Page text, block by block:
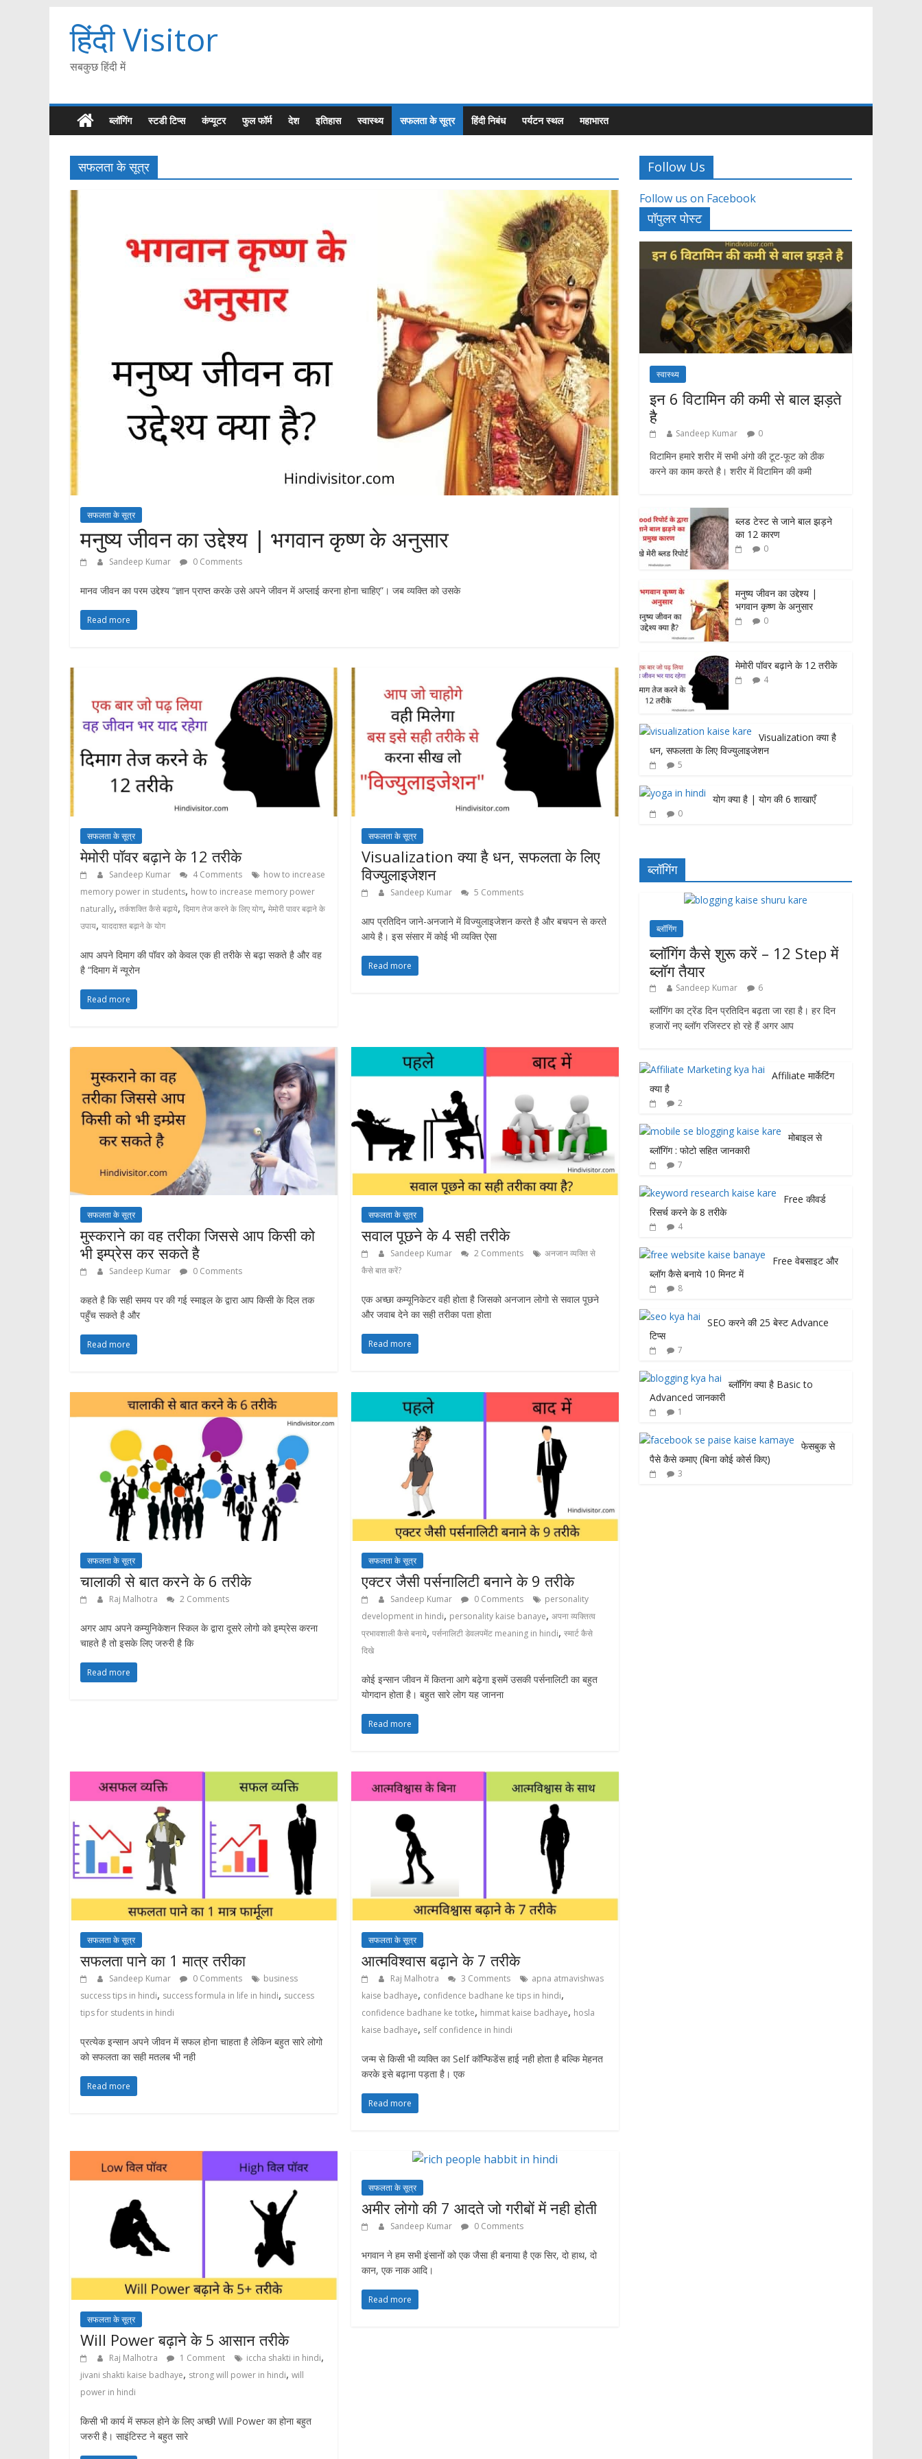
हिंदी Visitor
सबकुछ हिंदी में
ब्लॉगिंग स्टडी टिप्स कंप्यूटर फुल फॉर्म देश इतिहास स्वास्थ्य सफलता के सूत्र हिंदी निबंध पर्यटन स्थल महाभारत
सफलता के सूत्र
सफलता के सूत्र
मनुष्य जीवन का उद्देश्य | भगवान कृष्ण के अनुसार
Sandeep Kumar 0 Comments
मानव जीवन का परम उद्देश्य “ज्ञान प्राप्त करके उसे अपने जीवन में अप्लाई करना होना चाहिए”। जब व्यक्ति को उसके
Read more
सफलता के सूत्र
मेमोरी पॉवर बढ़ाने के 12 तरीके
Sandeep Kumar 4 Comments
how to increase
memory power in students, how to increase memory power
naturally, तर्कशक्ति कैसे बढ़ाये, दिमाग तेज करने के लिए योग, मेमोरी पावर बढ़ाने के
उपाय, याददाश्त बढ़ाने के योग
आप अपने दिमाग की पॉवर को केवल एक ही तरीके से बढ़ा सकते है और वह
है “दिमाग में न्यूरोन
Read more
सफलता के सूत्र
Visualization क्या है धन, सफलता के लिए
विज्युलाइजेशन
Sandeep Kumar 5 Comments
आप प्रतिदिन जाने-अनजाने में विज्युलाइजेशन करते है और बचपन से करते
आये है। इस संसार में कोई भी व्यक्ति ऐसा
Read more
सफलता के सूत्र
मुस्कराने का वह तरीका जिससे आप किसी को
भी इम्प्रेस कर सकते है
Sandeep Kumar 0 Comments
कहते है कि सही समय पर की गई स्माइल के द्वारा आप किसी के दिल तक
पहुँच सकते है और
Read more
सफलता के सूत्र
सवाल पूछने के 4 सही तरीके
Sandeep Kumar 2 Comments
अनजान व्यक्ति से
कैसे बात करें?
एक अच्छा कम्यूनिकेटर वही होता है जिसको अनजान लोगो से सवाल पूछने
और जवाब देने का सही तरीका पता होता
Read more
सफलता के सूत्र
चालाकी से बात करने के 6 तरीके
Raj Malhotra 2 Comments
अगर आप अपने कम्युनिकेशन स्किल के द्वारा दूसरे लोगो को इम्प्रेस करना
चाहते है तो इसके लिए जरुरी है कि
Read more
सफलता के सूत्र
एक्टर जैसी पर्सनालिटी बनाने के 9 तरीके
Sandeep Kumar 0 Comments
personality
development in hindi, personality kaise banaye,अपना व्यक्तित्व
प्रभावशाली कैसे बनाये,पर्सनालिटी डेवलपमेंट meaning in hindi,स्मार्ट कैसे
दिखे
कोई इन्सान जीवन में कितना आगे बढ़ेगा इसमें उसकी पर्सनालिटी का बहुत
योगदान होता है। बहुत सारे लोग यह जानना
Read more
सफलता के सूत्र
सफलता पाने का 1 मात्र तरीका
Sandeep Kumar 0 Comments
business
success tips in hindi, success formula in life in hindi, success
tips for students in hindi
प्रत्येक इन्सान अपने जीवन में सफल होना चाहता है लेकिन बहुत सारे लोगो
को सफलता का सही मतलब भी नही
Read more
सफलता के सूत्र
आत्मविश्वास बढ़ाने के 7 तरीके
Raj Malhotra 3 Comments
apna atmavishwas
kaise badhaye, confidence badhane ke tips in hindi,
confidence badhane ke totke, himmat kaise badhaye, hosla
kaise badhaye, self confidence in hindi
जन्म से किसी भी व्यक्ति का Self कॉन्फिडेंस हाई नही होता है बल्कि मेहनत
करके इसे बढ़ाना पड़ता है। एक
Read more
सफलता के सूत्र
Will Power बढ़ाने के 5 आसान तरीके
Raj Malhotra 1 Comment iccha shakti in hindi,
jivani shakti kaise badhaye, strong will power in hindi, will
power in hindi
किसी भी कार्य में सफल होने के लिए अच्छी Will Power का होना बहुत
जरुरी है। साइंटिस्ट ने बहुत सारे
सफलता के सूत्र
अमीर लोगो की 7 आदते जो गरीबों में नही होती
Sandeep Kumar 0 Comments
भगवान ने हम सभी इंसानों को एक जैसा ही बनाया है एक सिर, दो हाथ, दो
कान, एक नाक आदि।
Read more
Follow Us
Follow us on Facebook
पॉपुलर पोस्ट
स्वास्थ्य
इन 6 विटामिन की कमी से बाल झड़ते
है
Sandeep Kumar 0
विटामिन हमारे शरीर में सभी अंगो की टूट-फूट को ठीक
करने का काम करते है। शरीर में विटामिन की कमी
ब्लड टेस्ट से जाने बाल झड़ने
का 12 कारण
0
मनुष्य जीवन का उद्देश्य |
भगवान कृष्ण के अनुसार
0
मेमोरी पॉवर बढ़ाने के 12 तरीके
4
Visualization क्या है
धन, सफलता के लिए विज्युलाइजेशन
5
योग क्या है | योग की 6 शाखाएँ
0
ब्लॉगिंग
ब्लॉगिंग
ब्लॉगिंग कैसे शुरू करें – 12 Step में
ब्लॉग तैयार
Sandeep Kumar 6
ब्लॉगिंग का ट्रेंड दिन प्रतिदिन बढ़ता जा रहा है। हर दिन
हजारों नए ब्लॉग रजिस्टर हो रहे हैं अगर आप
Affiliate मार्केटिंग
क्या है
2
मोबाइल से
ब्लॉगिंग : फोटो सहित जानकारी
7
Free कीवर्ड
रिसर्च करने के 8 तरीके
4
Free वेबसाइट और
ब्लॉग कैसे बनाये 10 मिनट में
8
SEO करने की 25 बेस्ट Advance
टिप्स
7
ब्लॉगिंग क्या है Basic to
Advanced जानकारी
1
फेसबुक से
पैसे कैसे कमाए (बिना कोई कोर्स किए)
3